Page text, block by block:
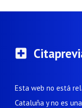
Esta web no está
Cataluña y no es